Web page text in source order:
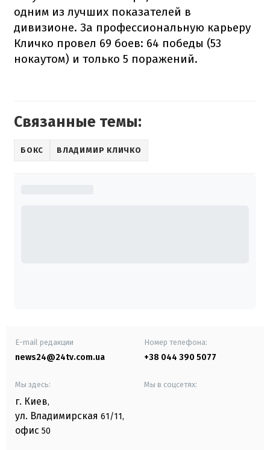
одним из лучших показателей в
дивизионе. За профессиональную карьеру
Кличко провел 69 боев: 64 победы (53
нокаутом) и только 5 поражений.
Связанные темы:
БОКС ВЛАДИМИР КЛИЧКО
E-mail редакции
news24@24tv.com.ua
Номер телефона:
+38 044 390 5077
Мы здесь:
г. Киев,
ул. Владимирская 61/11,
офис 50
Мы в соцсетях: